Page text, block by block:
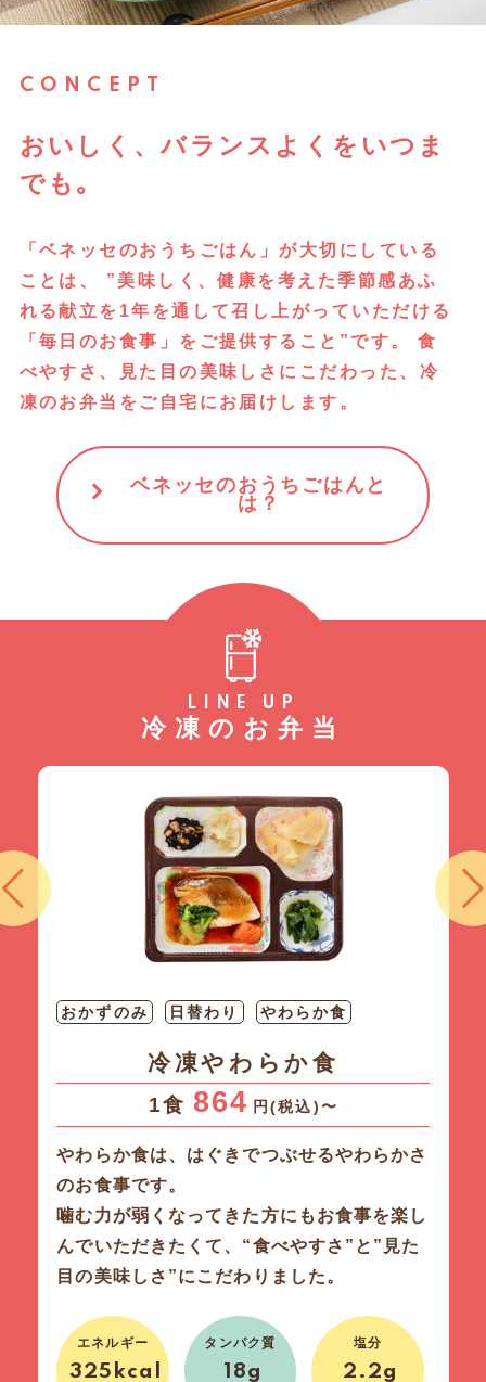
CONCEPT
おいしく、バランスよくをいつま
でも｡
「ベネッセのおうちごはん」が大切にしている
ことは、
”美味しく、健康を考えた季節感あふ
れる献立を1年を通して召し上がっていただける
「毎日のお食事」をご提供すること”です。 食
べやすさ、見た目の美味しさにこだわった、冷
凍のお弁当をご自宅にお届けします。
ベネッセのおうちごはんと
は？
LINE UP
冷凍のお弁当
おかずのみ 日替わり 普通食
バランス健康食
1食 590 円(税込)〜
たんぱく質・脂質・炭水化物の3大栄養素の
バランスを保ちビタミン・ミネラル・食物繊
維も摂取できる栄養バランスがとれたヘルシ
ーなお食事です。
健康に気を付けている方に特にオススメした
エネルギー 塩分 タンパク質